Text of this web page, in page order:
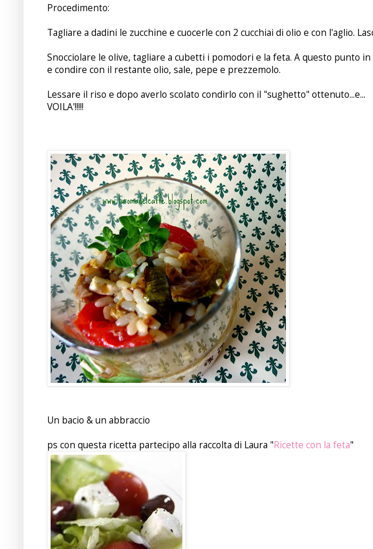
Procedimento:
Tagliare a dadini le zucchine e cuocerle con 2 cucchiai di olio e con l'aglio.
Snocciolare le olive, tagliare a cubetti i pomodori e la feta. A questo punto
e condire con il restante olio, sale, pepe e prezzemolo.
Lessare il riso e dopo averlo scolato condirlo con il "sughetto" ottenuto...e...
VOILA'!!!!!
Un bacio & un abbraccio
ps con questa ricetta partecipo alla raccolta di Laura "Ricette con la feta"